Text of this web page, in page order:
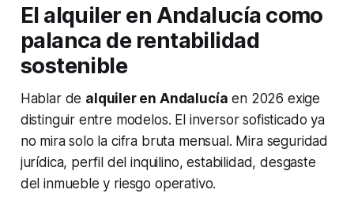
El alquiler en Andalucía como
palanca de rentabilidad
sostenible
Hablar de alquiler en Andalucía en 2026 exige
distinguir entre modelos. El inversor sofisticado ya
no mira solo la cifra bruta mensual. Mira seguridad
jurídica, perfil del inquilino, estabilidad, desgaste
del inmueble y riesgo operativo.